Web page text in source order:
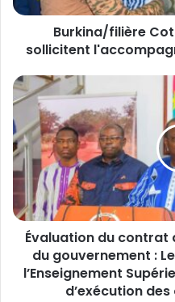
f
è
r
e
C
o
t
:
Burkina/filière
sollicitent
É
v
a
l
u
a
o
Évaluation du contrat
du gouvernement :
l’Enseignement
d’exécution